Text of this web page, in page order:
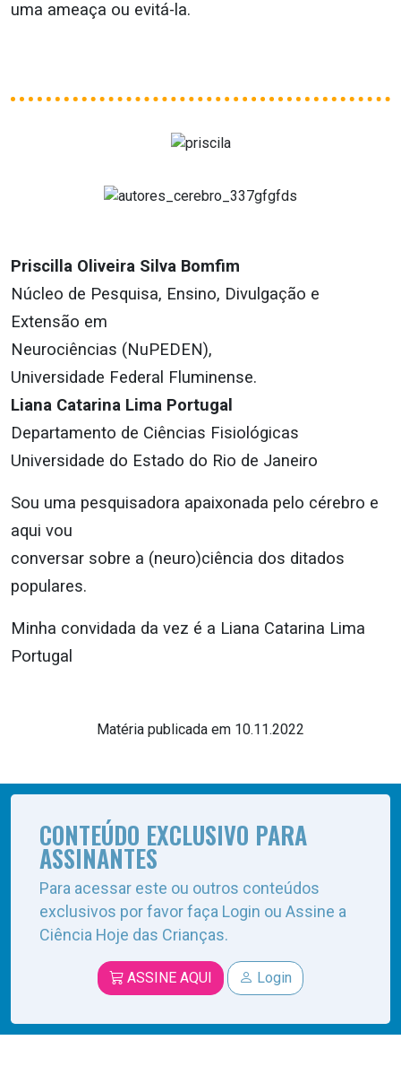
uma ameaça ou evitá-la.
Priscilla Oliveira Silva Bomfim
Núcleo de Pesquisa, Ensino, Divulgação e
Extensão em
Neurociências (NuPEDEN),
Universidade Federal Fluminense.
Liana Catarina Lima Portugal
Departamento de Ciências Fisiológicas
Universidade do Estado do Rio de Janeiro
Sou uma pesquisadora apaixonada pelo cérebro e
aqui vou
conversar sobre a (neuro)ciência dos ditados
populares.
Minha convidada da vez é a Liana Catarina Lima
Portugal
Matéria publicada em 10.11.2022
CONTEÚDO EXCLUSIVO PARA
ASSINANTES
Para acessar este ou outros conteúdos
exclusivos por favor faça Login ou Assine a
Ciência Hoje das Crianças.
ASSINE AQUI Login